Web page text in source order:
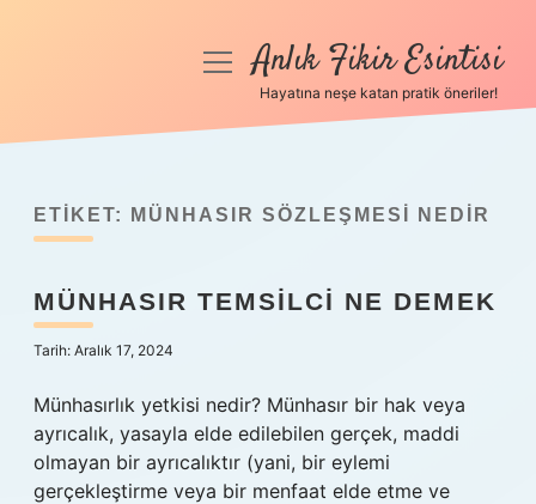
Anasayfa
Yasal Uyarı
Hakkımızda
menüyüAnlık Fikir Esintisi
Hayatına neşe katan pratik öneriler!
ETIKET: MÜNHASIR SÖZLEŞMESI NEDIR
MÜNHASIR TEMSILCI NE DEMEK
Tarih: Aralık 17, 2024
Münhasırlık yetkisi nedir? Münhasır bir hak veya
ayrıcalık, yasayla elde edilebilen gerçek, maddi
olmayan bir ayrıcalıktır (yani, bir eylemi
gerçekleştirme veya bir menfaat elde etme ve